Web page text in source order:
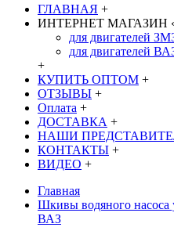
ГЛАВНАЯ +
ИНТЕРНЕТ МАГАЗИН
для двигателей
для двигателей
+
КУПИТЬ ОПТОМ +
ОТЗЫВЫ +
Оплата +
ДОСТАВКА +
НАШИ
КОНТАКТЫ +
ВИДЕО +
Главная
Шкивы водяного насоса
ВАЗ